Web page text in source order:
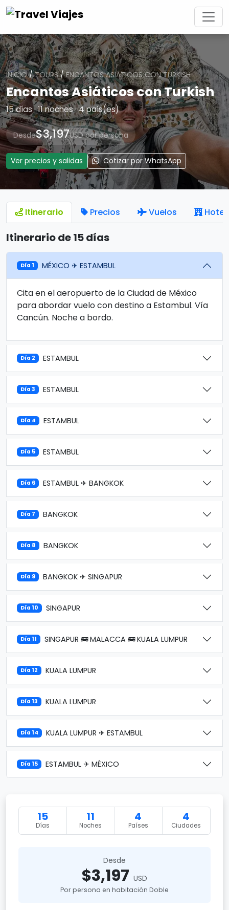
INICIO/TOURS/ENCANTOS ASIÁTICOS CON TURKISH
Encantos Asiáticos con Turkish
15 días · 11 noches · 4 país(es)
Desde$3,197USD por persona
Ver precios y salidas Cotizar por WhatsApp
Itinerario Precios Vuelos
Itinerario de 15 días
Día 1 MÉXICO ✈ ESTAMBUL
Cita en el aeropuerto de la Ciudad de México
para abordar vuelo con destino a Estambul. Vía
Cancún. Noche a bordo.
Día 2 ESTAMBUL
Día 3 ESTAMBUL
Día 4 ESTAMBUL
Día 5 ESTAMBUL
Día 6 ESTAMBUL ✈ BANGKOK
Día 7 BANGKOK
Día 8 BANGKOK
Día 9 BANGKOK ✈ SINGAPUR
Día 10 SINGAPUR
Día 11 SINGAPUR 🚌 MALACCA 🚌 KUALA LUMPUR
Día 12 KUALA LUMPUR
Día 13 KUALA LUMPUR
Día 14 KUALA LUMPUR ✈ ESTAMBUL
Día 15 ESTAMBUL ✈ MÉXICO
15
Días
11
Noches
4
Países
4
Ciudades
Desde
$3,197 USD
Por persona en habitación Doble